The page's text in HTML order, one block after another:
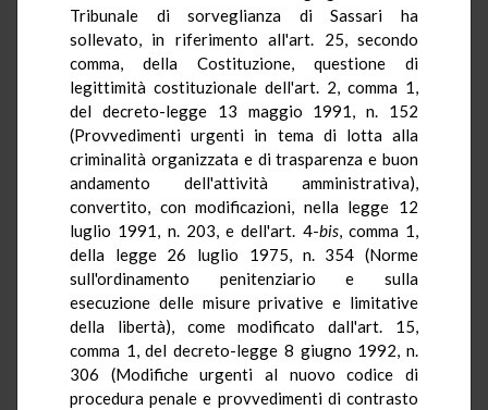
Tribunale di sorveglianza di Sassari ha
sollevato, in riferimento all'art. 25, secondo
comma, della Costituzione, questione di
legittimità costituzionale dell'art. 2, comma 1,
del decreto-legge 13 maggio 1991, n. 152
(Provvedimenti urgenti in tema di lotta alla
criminalità organizzata e di trasparenza e buon
andamento dell'attività amministrativa),
convertito, con modificazioni, nella legge 12
luglio 1991, n. 203, e dell'art. 4-bis, comma 1,
della legge 26 luglio 1975, n. 354 (Norme
sull'ordinamento penitenziario e sulla
esecuzione delle misure privative e limitative
della libertà), come modificato dall'art. 15,
comma 1, del decreto-legge 8 giugno 1992, n.
306 (Modifiche urgenti al nuovo codice di
procedura penale e provvedimenti di contrasto